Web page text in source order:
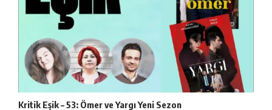
Kritik Eşik – 53: Ömer ve Yargı Yeni Sezon